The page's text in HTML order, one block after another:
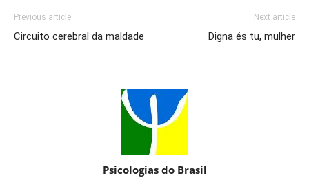
Previous article
Circuito cerebral da maldade
Next article
Digna és tu, mulher
Psicologias do Brasil